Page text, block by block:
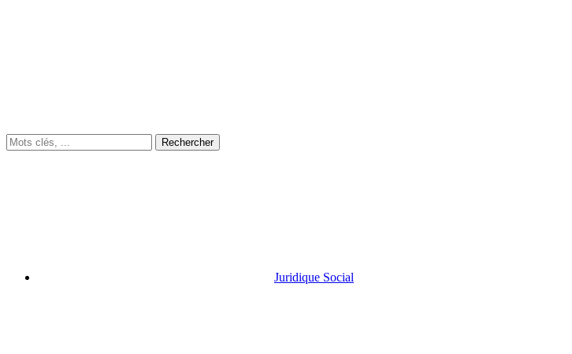
Juridique Social